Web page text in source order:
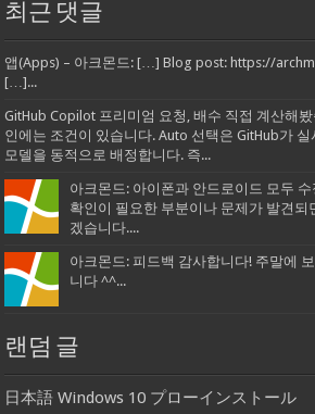
최근 댓글
앱(Apps) – 아크몬드: […] Blog post: https://
[…]...
GitHub Copilot 프리미엄 요청, 배수 직접 계산해
인에는 조건이 있습니다. Auto 선택은 GitHub가
모델을 동적으로 배정합니다. 즉...
아크몬드: 아이폰과 안드로이드 모두
확인이 필요한 부분이나 문제가 발견되
겠습니다....
아크몬드: 피드백 감사합니다! 주말에
니다 ^^...
랜덤 글
日本語 Windows 10 プローインストール